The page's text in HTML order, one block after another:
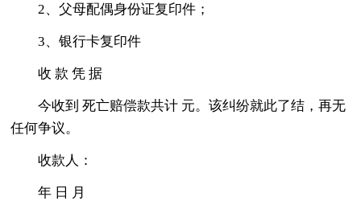
2、父母配偶身份证复印件；
3、银行卡复印件
收 款 凭 据
今收到 死亡赔偿款共计 元。该纠纷就此了结，再无
任何争议。
收款人：
年 日 月